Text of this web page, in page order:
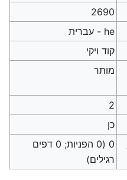
2690
he - עברית
קוד ויקי
מותר
2
כן
0 (0 הפניות; 0 דפים
רגילים)